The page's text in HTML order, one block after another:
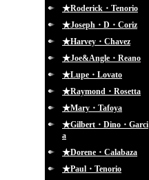
★Roderick・Tenorio
★Joseph・D・Coriz
★Harvey・Chavez
★Joe&Angle・Reano
★Lupe・Lovato
★Raymond・Rosetta
★Mary・Tafoya
★Gilbert・Dino・Garci
a
★Dorene・Calabaza
★Paul・Tenorio